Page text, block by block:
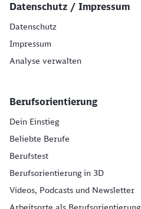
Datenschutz / Impressum
Datenschutz
Impressum
Analyse verwalten
Berufsorientierung
Dein Einstieg
Beliebte Berufe
Berufstest
Berufsorientierung in 3D
Videos, Podcasts und Newsletter